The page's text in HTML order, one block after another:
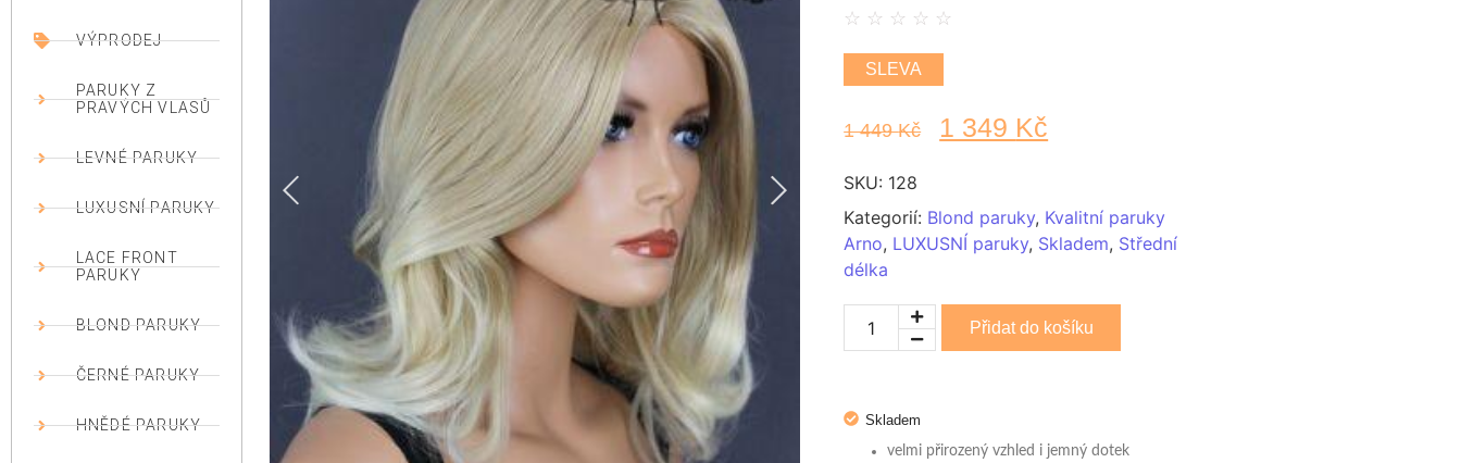
VÝPRODEJ
PARUKY Z
PRAVÝCH VLASŮ
LEVNÉ PARUKY
LUXUSNÍ PARUKY
LACE FRONT
PARUKY
BLOND PARUKY
ČERNÉ PARUKY
HNĚDÉ PARUKY
☆ ☆ ☆ ☆ ☆
SLEVA
1 449Kč 1 349 Kč
SKU: 128
Kategorií: Blond paruky, Kvalitní paruky
Arno, LUXUSNÍ paruky, Skladem, Střední
délka
Přidat do košíku
Skladem
velmi přirozený vzhled i jemný dotek